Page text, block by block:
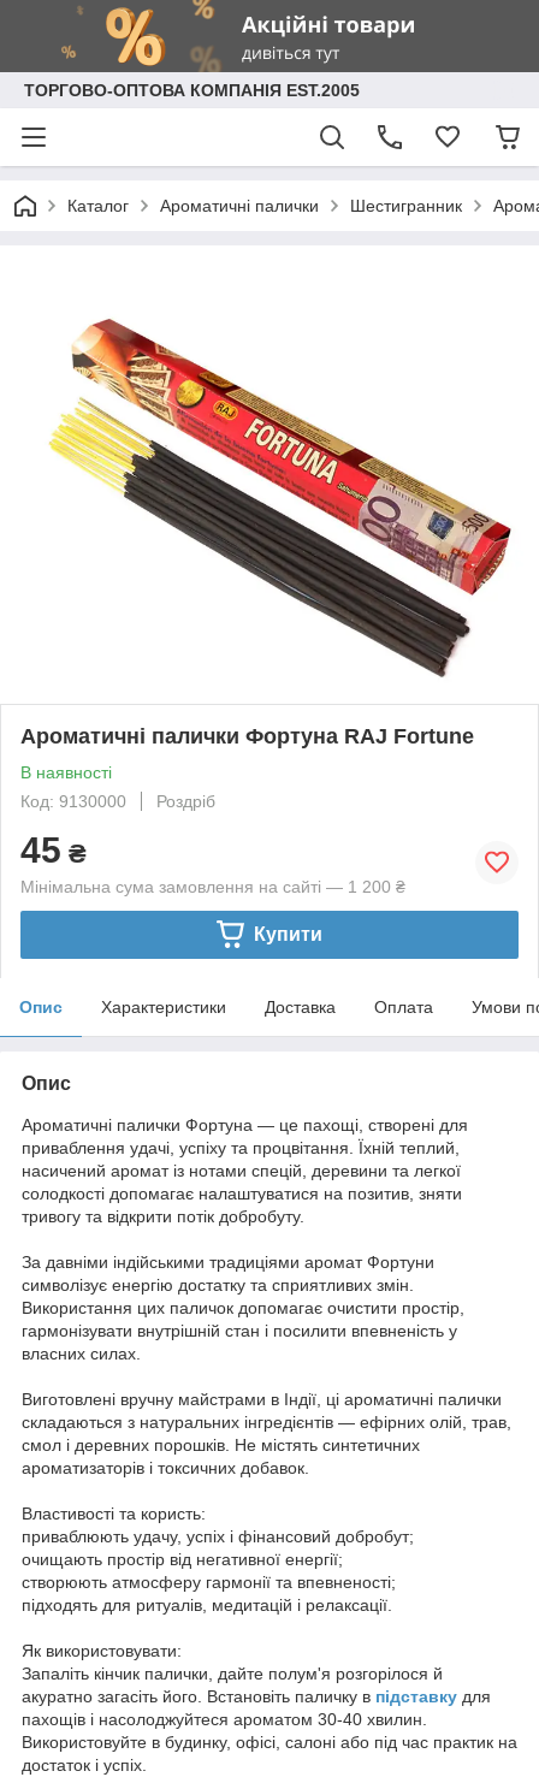
ТОРГОВО-ОПТОВА КОМПАНІЯ EST.2005
Каталог Ароматичні палички Шестигранник
Ароматичні палички Фортуна RAJ Fortune
В наявності
Код: 9130000
Роздріб
45 ₴
Мінімальна сума замовлення на сайті — 1 200 ₴
Купити
Опис Характеристики Доставка Оплата Умови
Опис
Ароматичні палички Фортуна — це пахощі, створені для
приваблення удачі, успіху та процвітання. Їхній теплий,
насичений аромат із нотами спецій, деревини та легкої
солодкості допомагає налаштуватися на позитив, зняти
тривогу та відкрити потік добробуту.
За давніми індійськими традиціями аромат Фортуни
символізує енергію достатку та сприятливих змін.
Використання цих паличок допомагає очистити простір,
гармонізувати внутрішній стан і посилити впевненість у
власних силах.
Виготовлені вручну майстрами в Індії, ці ароматичні палички
складаються з натуральних інгредієнтів — ефірних олій, трав,
смол і деревних порошків. Не містять синтетичних
ароматизаторів і токсичних добавок.
Властивості та користь:
приваблюють удачу, успіх і фінансовий добробут;
очищають простір від негативної енергії;
створюють атмосферу гармонії та впевненості;
підходять для ритуалів, медитацій і релаксації.
Як використовувати:
Запаліть кінчик палички, дайте полум'я розгорілося й
акуратно загасіть його. Встановіть паличку в підставку для
пахощів і насолоджуйтеся ароматом 30-40 хвилин.
Використовуйте в будинку, офісі, салоні або під час практик на
достаток і успіх.